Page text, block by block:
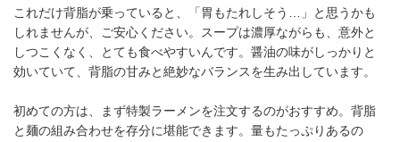
これだけ背脂が乗っていると、「胃もたれしそう…」と思うかも
しれませんが、ご安心ください。スープは濃厚ながらも、意外と
しつこくなく、とても食べやすいんです。醤油の味がしっかりと
効いていて、背脂の甘みと絶妙なバランスを生み出しています。
初めての方は、まず特製ラーメンを注文するのがおすすめ。背脂
と麺の組み合わせを存分に堪能できます。量もたっぷりあるの